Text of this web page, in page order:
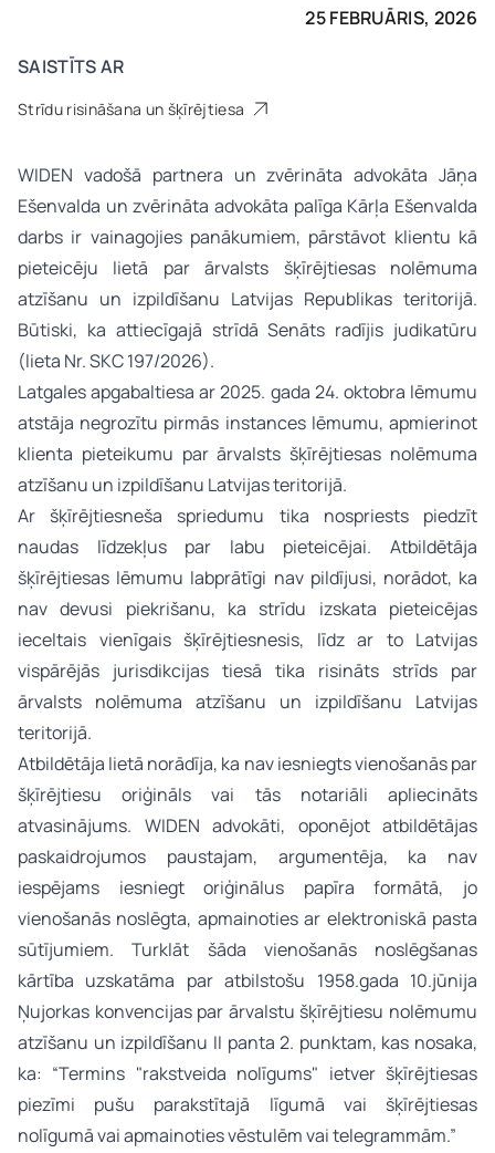
25 FEBRUĀRIS, 2026
SAISTĪTS AR
Strīdu risināšana un šķīrējtiesa
WIDEN vadošā partnera un zvērināta advokāta Jāņa
Ešenvalda un zvērināta advokāta palīga Kārļa Ešenvalda
darbs ir vainagojies panākumiem, pārstāvot klientu kā
pieteicēju lietā par ārvalsts šķīrējtiesas nolēmuma
atzīšanu un izpildīšanu Latvijas Republikas teritorijā.
Būtiski, ka attiecīgajā strīdā Senāts radījis judikatūru
(lieta Nr. SKC 197/2026).
Latgales apgabaltiesa ar 2025. gada 24. oktobra lēmumu
atstāja negrozītu pirmās instances lēmumu, apmierinot
klienta pieteikumu par ārvalsts šķīrējtiesas nolēmuma
atzīšanu un izpildīšanu Latvijas teritorijā.
Ar šķīrējtiesneša spriedumu tika nospriests piedzīt
naudas līdzekļus par labu pieteicējai. Atbildētāja
šķīrējtiesas lēmumu labprātīgi nav pildījusi, norādot, ka
nav devusi piekrišanu, ka strīdu izskata pieteicējas
ieceltais vienīgais šķīrējtiesnesis, līdz ar to Latvijas
vispārējās jurisdikcijas tiesā tika risināts strīds par
ārvalsts nolēmuma atzīšanu un izpildīšanu Latvijas
teritorijā.
Atbildētāja lietā norādīja, ka nav iesniegts vienošanās par
šķīrējtiesu oriģināls vai tās notariāli apliecināts
atvasinājums. WIDEN advokāti, oponējot atbildētājas
paskaidrojumos paustajam, argumentēja, ka nav
iespējams iesniegt oriģinālus papīra formātā, jo
vienošanās noslēgta, apmainoties ar elektroniskā pasta
sūtījumiem. Turklāt šāda vienošanās noslēgšanas
kārtība uzskatāma par atbilstošu 1958.gada 10.jūnija
Ņujorkas konvencijas par ārvalstu šķīrējtiesu nolēmumu
atzīšanu un izpildīšanu II panta 2. punktam, kas nosaka,
ka: “Termins "rakstveida nolīgums" ietver šķīrējtiesas
piezīmi pušu parakstītajā līgumā vai šķīrējtiesas
nolīgumā vai apmainoties vēstulēm vai telegrammām.”